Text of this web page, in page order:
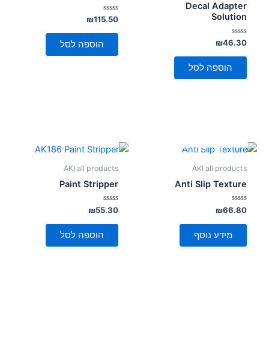
Decal Adapter
Solution
דורג
0
מתוך
₪46.30
הוספה לסל
דורג
0
מתוך
₪115.50
הוספה לסל
AKI all products
Anti Slip Texture
דורג
0
מתוך
₪66.80
מידע נוסף
AKI all products
Paint Stripper
דורג
0
מתוך
₪55.30
הוספה לסל